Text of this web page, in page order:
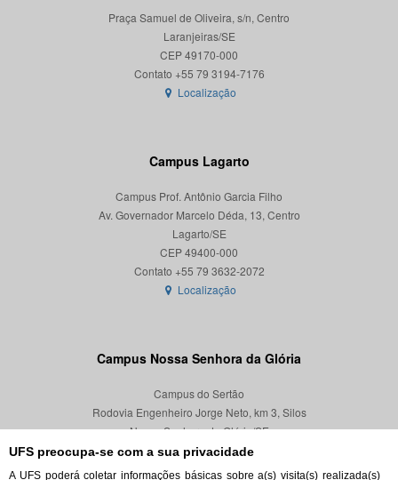
UFS preocupa-se com a sua privacidade
A UFS poderá coletar informações básicas sobre a(s) visita(s) realizada(s)
Praça Samuel de Oliveira, s/n, Centro
Laranjeiras/SE
CEP 49170-000
Localização
Campus Lagarto
Campus Prof. Antônio Garcia Filho
Av. Governador Marcelo Déda, 13, Centro
Lagarto/SE
CEP 49400-000
Localização
Campus Nossa Senhora da Glória
Campus do Sertão
Rodovia Engenheiro Jorge Neto, km 3, Silos
Nossa Senhora da Glória/SE
CEP 49680-000